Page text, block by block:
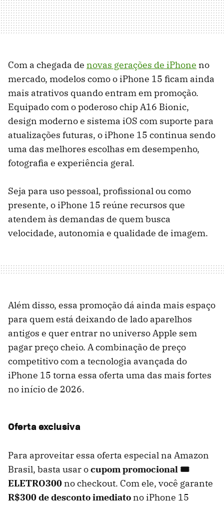
Com a chegada de novas gerações de iPhone no
mercado, modelos como o iPhone 15 ficam ainda
mais atrativos quando entram em promoção.
Equipado com o poderoso chip A16 Bionic,
design moderno e sistema iOS com suporte para
atualizações futuras, o iPhone 15 continua sendo
uma das melhores escolhas em desempenho,
fotografia e experiência geral.
Seja para uso pessoal, profissional ou como
presente, o iPhone 15 reúne recursos que
atendem às demandas de quem busca
velocidade, autonomia e qualidade de imagem.
Além disso, essa promoção dá ainda mais espaço
para quem está deixando de lado aparelhos
antigos e quer entrar no universo Apple sem
pagar preço cheio. A combinação de preço
competitivo com a tecnologia avançada do
iPhone 15 torna essa oferta uma das mais fortes
no início de 2026.
Oferta exclusiva
Para aproveitar essa oferta especial na Amazon
Brasil, basta usar ocupom promocional 🎟
ELETRO300 no checkout. Com ele, você garante
R$300 de desconto imediato no iPhone 15